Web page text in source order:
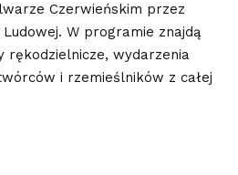
Czerwieńskim przez
W programie znajdą
rękodzielnicze, wydarzenia
i rzemieślników z całej